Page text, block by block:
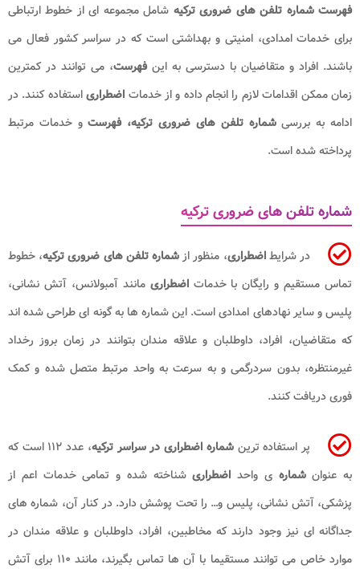
فهرست شماره تلفن های ضروری ترکیه شامل مجموعه ای از خطوط ارتباطی
برای خدمات امدادی، امنیتی و بهداشتی است که در سراسر کشور فعال می
باشند. افراد و متقاضیان با دسترسی به اینفهرست، می توانند در کمترین
زمان ممکن اقدامات لازم را انجام داده و از خدمات اضطراریاستفاده کنند. در
ادامه به بررسیشماره تلفن های ضروری ترکیه، فهرستو خدمات مرتبط
پرداخته شده است.
شماره تلفن های ضروری ترکیه
در شرایطاضطراری، منظور ازشماره تلفن های ضروری ترکیه، خطوط
تماس مستقیم و رایگان با خدماتاضطراریمانند آمبولانس، آتش نشانی،
پلیس و سایر نهادهای امدادی است. این شماره ها به گونه ای طراحی شده اند
که متقاضیان، افراد، داوطلبان و علاقه مندان بتوانند در زمان بروز رخداد
غیرمنتظره، بدون سردرگمی و به سرعت به واحد مرتبط متصل شده و کمک
فوری دریافت کنند.
پر استفاده ترینشماره اضطراری در سراسر ترکیه
، عدد ۱۱۲ است که
به عنوانشمارهی واحد اضطراریشناخته شده و تمامی خدمات اعم از
پزشکی، آتش نشانی، پلیس و… را تحت پوشش دارد. در کنار آن، شماره های
جداگانه ای نیز وجود دارند که مخاطبین، افراد، داوطلبان و علاقه مندان در
موارد خاص می توانند مستقیما با آن ها تماس بگیرند، مانند ۱۱۰ برای آتش